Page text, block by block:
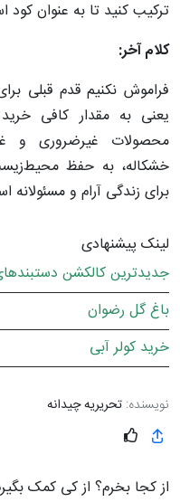
ترکیب کنید تا به عنوان کود
کلام آخر:
فراموش نکنیم قدم قبلی
یعنی به مقدار کافی
محصولات غیرضروری و
خشکاله، به حفظ
برای زندگی آرام و مسئولانه
لینک پیشنهادی
جدیدترین کالکشن
باغ گل رضوان
خرید کولر آبی
نویسنده: تحریریه چیدانه
از کجا بخرم؟ از کی کمک